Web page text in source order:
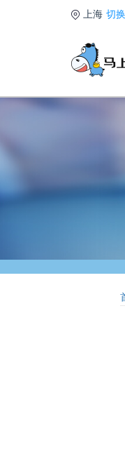
上海 切